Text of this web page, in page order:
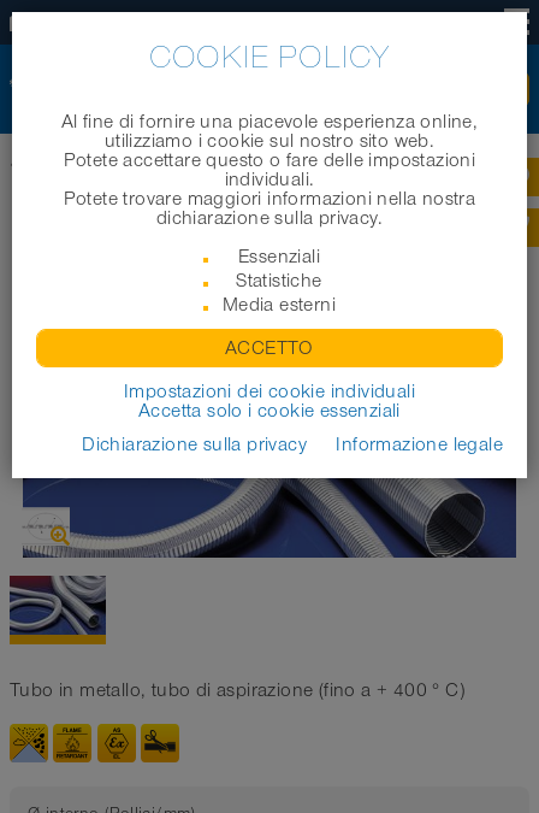
Home | Prodotti | Tubi industriali | METAL HOSE 375 HT
METAL HOSE 375 HT
Tubo in metallo, tubo di aspirazione (fino a + 400 ° C)
COOKIE POLICY
Al fine di fornire una piacevole esperienza online,
utilizziamo i cookie sul nostro sito web.
Potete accettare questo o fare delle impostazioni
individuali.
Potete trovare maggiori informazioni nella nostra
dichiarazione sulla privacy.
Essenziali
Statistiche
Media esterni
ACCETTO
Impostazioni dei cookie individuali
Accetta solo i cookie essenziali
Dichiarazione sulla privacy
Informazione legale